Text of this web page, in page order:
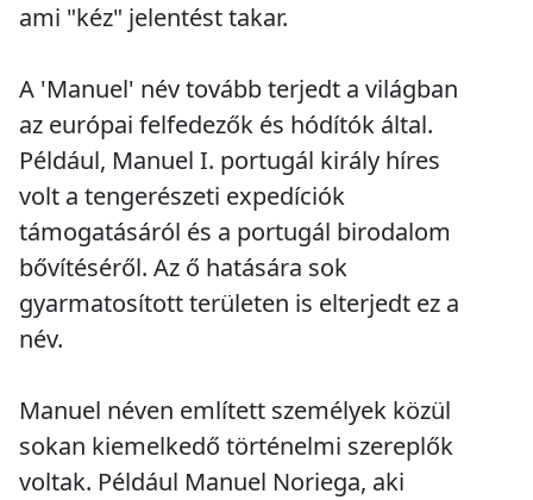
ami "kéz" jelentést takar.
A 'Manuel' név tovább terjedt a világban
az európai felfedezők és hódítók által.
Például, Manuel I. portugál király híres
volt a tengerészeti expedíciók
támogatásáról és a portugál birodalom
bővítéséről. Az ő hatására sok
gyarmatosított területen is elterjedt ez a
név.
Manuel néven említett személyek közül
sokan kiemelkedő történelmi szereplők
voltak. Például Manuel Noriega, aki